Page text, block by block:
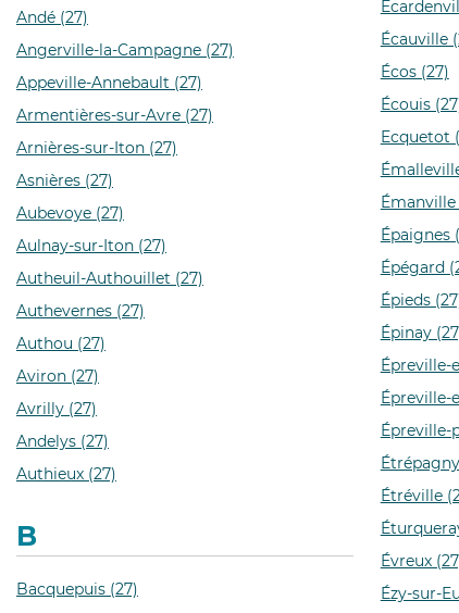
Andé (27)
Angerville-la-Campagne (27)
Appeville-Annebault (27)
Armentières-sur-Avre (27)
Arnières-sur-Iton (27)
Asnières (27)
Aubevoye (27)
Aulnay-sur-Iton (27)
Autheuil-Authouillet (27)
Authevernes (27)
Authou (27)
Aviron (27)
Avrilly (27)
Andelys (27)
Authieux (27)
B
Bacquepuis (27)
Écauville
Écos (27)
Écouis
Ecquetot
Émanville
Épaignes
Épégard
Épieds
Épinay
Épreville-
Épreville-
Épreville-
Étréville
Évreux
Ézy-sur-